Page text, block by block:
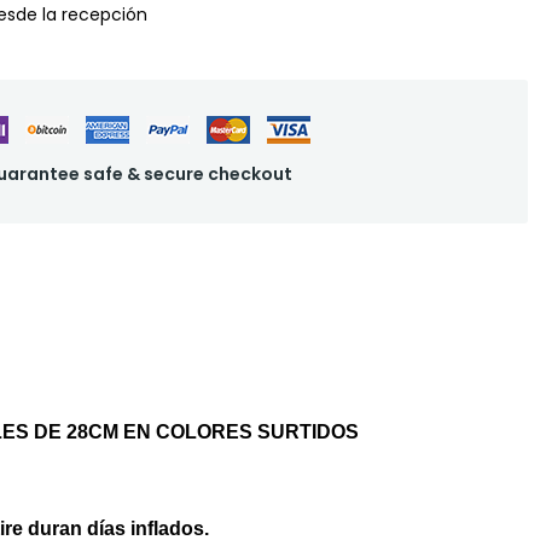
la recepción
safe & secure checkout
DE 28CM EN COLORES SURTIDOS
duran días inflados.